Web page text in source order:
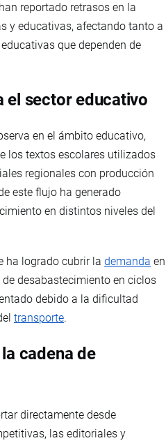
reportado retrasos en la
y educativas, afectando tanto a
que dependen de
el sector educativo
en el ámbito educativo,
los textos escolares utilizados
regionales con producción
este flujo ha generado
en distintos niveles del
ha logrado cubrir la demanda en
desabastecimiento en ciclos
debido a la dificultad
transporte.
cadena de
directamente desde
las editoriales y